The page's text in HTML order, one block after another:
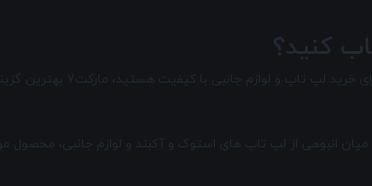
و لوازم جانبی با کیفیت هستید، مارکت7 بهترین گزینه برای شماست.